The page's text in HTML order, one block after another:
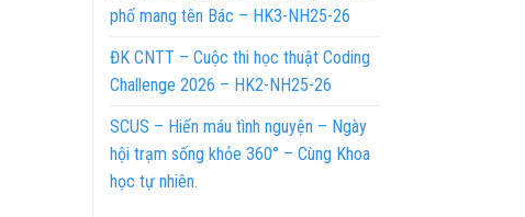
phố mang tên Bác – HK3-NH25-26
ĐK CNTT – Cuộc thi học thuật Coding
Challenge 2026 – HK2-NH25-26
SCUS – Hiến máu tình nguyện – Ngày
hội trạm sống khỏe 360° – Cùng Khoa
học tự nhiên.